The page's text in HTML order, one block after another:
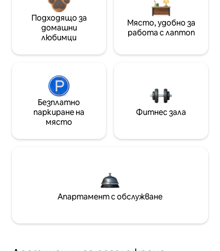
Подходящо за
домашни
любимци
Място, удобно за
работа с лаптоп
Безплатно
паркиране на
място
Фитнес зала
Апартамент с обслужване